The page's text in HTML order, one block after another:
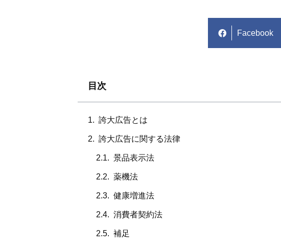
Facebook
目次
誇大広告とは
誇大広告に関する法律
景品表示法
薬機法
健康増進法
消費者契約法
補足